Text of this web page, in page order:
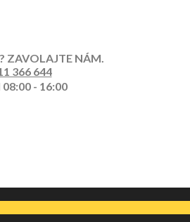
ZAVOLAJTE NÁM.
366 644
08:00 - 16:00